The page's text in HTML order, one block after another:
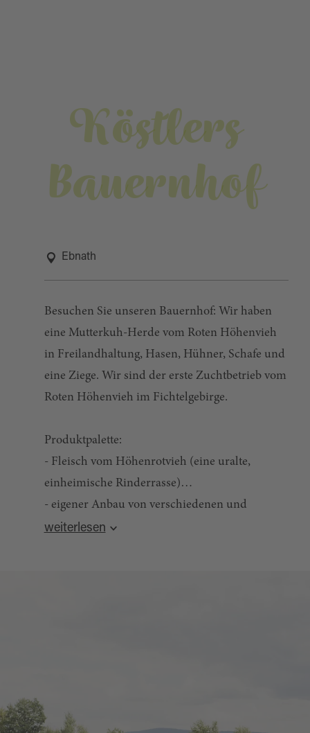
Köstlers
Bauernhof
Ebnath
Besuchen Sie unseren Bauernhof: Wir haben
eine Mutterkuh-Herde vom Roten Höhenvieh
in Freilandhaltung, Hasen, Hühner, Schafe und
eine Ziege. Wir sind der erste Zuchtbetrieb vom
Roten Höhenvieh im Fichtelgebirge.
Produktpalette:
- Fleisch vom Höhenrotvieh (eine uralte,
einheimische Rinderrasse)
- eigener Anbau von verschiedenen und
altvergessenen Kartoffelsorten:
Sonstiges:
Quelle:destination.one
weiterlesen